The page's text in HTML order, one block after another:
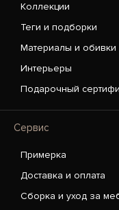
Коллекции
Теги и подборки
Материалы и обивки
Интерьеры
Подарочный
Сервис
Примерка
Доставка и оплата
Сборка и уход за